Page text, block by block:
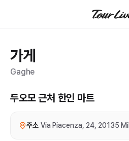
가게
Gaghe
두오모 근처 한인 마트
주소 Via Piacenza, 24, 20135